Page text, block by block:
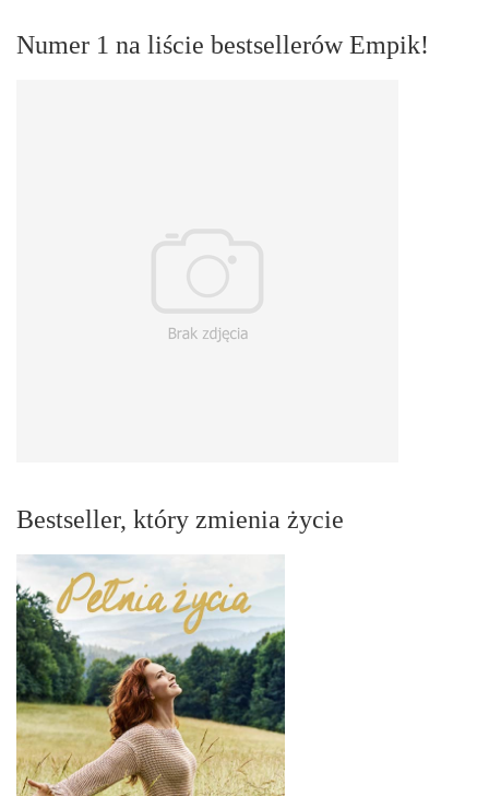
Numer 1 na liście bestsellerów Empik!
Bestseller, który zmienia życie